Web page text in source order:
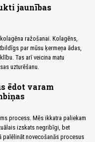
jaunības
ražošanai. Kolagēns,
par mūsu ķermeņa ādas,
Tas arī veicina matu
uzturēšanu.
ēdot varam
process. Mēs ikkatra paliekam
izskats negribīgi, bet
palēlināt novecošanās procesus